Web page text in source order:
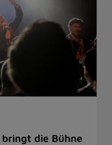
bringt die Bühne